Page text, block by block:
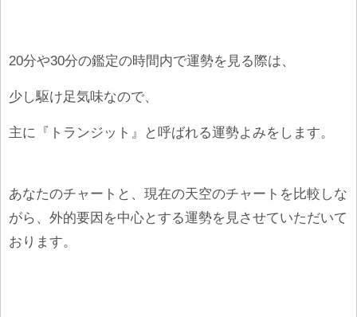
20分や30分の鑑定の時間内で運勢を見る際は、
少し駆け足気味なので、
主に『トランジット』と呼ばれる運勢よみをします。
あなたのチャートと、現在の天空のチャートを比較しな
がら、外的要因を中心とする運勢を見させていただいて
おります。